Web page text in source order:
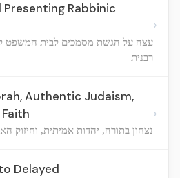
Rabbinic
עצה על הגשת מסמכים לבית המשפט
רבנית
›
Authentic Judaism,
נצחון בתורה, יהדות אמיתית, וחיזוק
›
Delayed